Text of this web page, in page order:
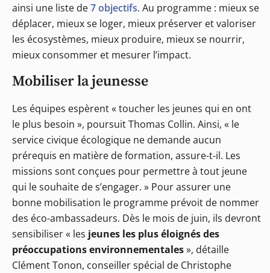
ainsi une liste de7 objectifs. Au programme : mieux se
déplacer, mieux se loger, mieux préserver et valoriser
les écosystèmes, mieux produire, mieux se nourrir,
mieux consommer et mesurer l’impact.
Mobiliser la jeunesse
Les équipes espèrent « toucher les jeunes qui en ont
le plus besoin », poursuit Thomas Collin. Ainsi, « le
service civique écologique ne demande aucun
prérequis en matière de formation, assure-t-il. Les
missions sont conçues pour permettre à tout jeune
qui le souhaite de s’engager. » Pour assurer une
bonne mobilisation le programme prévoit de nommer
des éco-ambassadeurs. Dès le mois de juin, ils devront
sensibiliser « les jeunes les plus éloignés des
préoccupations environnementales», détaille
Clément Tonon, conseiller spécial de Christophe